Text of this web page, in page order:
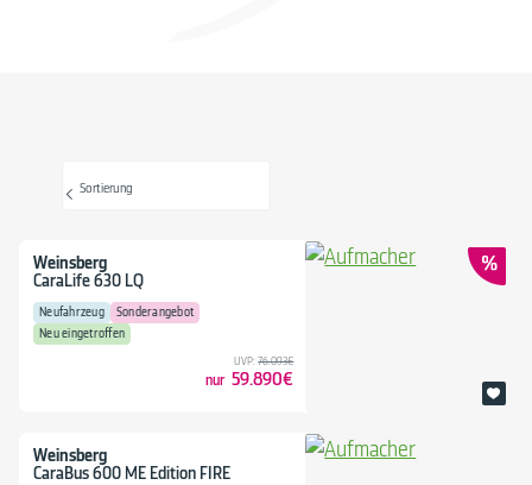
Sortierung
Weinsberg
CaraLife 630 LQ
Neufahrzeug
Sonderangebot
Neu eingetroffen
UVP:76.093€
59.890€
Weinsberg
CaraBus 600 ME Edition FIRE